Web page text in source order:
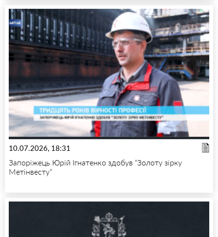
10.07.2026, 18:31
Запоріжець Юрій Ігнатенко здобув “Золоту зірку
Метінвесту”